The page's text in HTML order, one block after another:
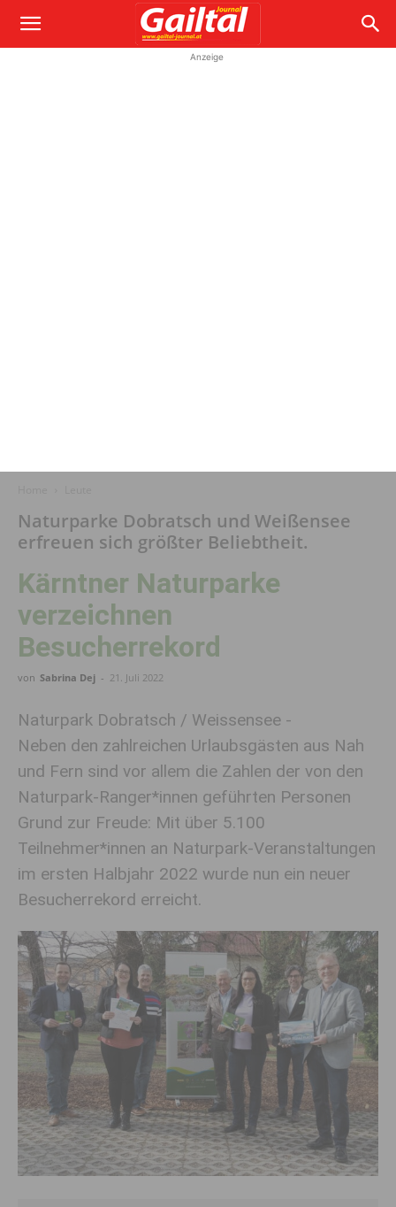
Anzeige
Naturparke Dobratsch und Weißensee
erfreuen sich größter Beliebtheit.
Kärntner Naturparke
verzeichnen
Besucherrekord
von Sabrina Dej - 21. Juli 2022
Naturpark Dobratsch / Weissensee -
Neben den zahlreichen Urlaubsgästen aus Nah
und Fern sind vor allem die Zahlen der von den
Naturpark-Ranger*innen geführten Personen
Grund zur Freude: Mit über 5.100
Teilnehmer*innen an Naturpark-Veranstaltungen
im ersten Halbjahr 2022 wurde nun ein neuer
Besucherrekord erreicht.